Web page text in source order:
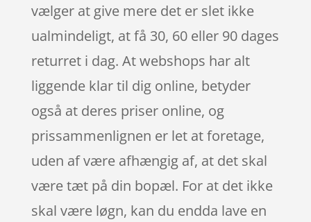
vælger at give mere det er slet ikke
ualmindeligt, at få 30, 60 eller 90 dages
returret i dag. At webshops har alt
liggende klar til dig online, betyder
også at deres priser online, og
prissammenlignen er let at foretage,
uden af være afhængig af, at det skal
være tæt på din bopæl. For at det ikke
skal være løgn, kan du endda lave en